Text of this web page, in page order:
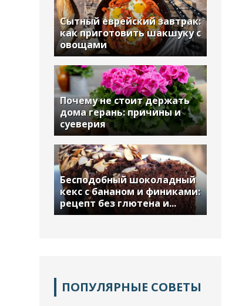
Сытный еврейский завтрак:
как приготовить шакшуку с
овощами
Почему не стоит держать
дома герань: причины и
суеверия
Бесподобный шоколадный
кекс с бананом и финиками:
рецепт без глютена и...
ПОПУЛЯРНЫЕ СОВЕТЫ